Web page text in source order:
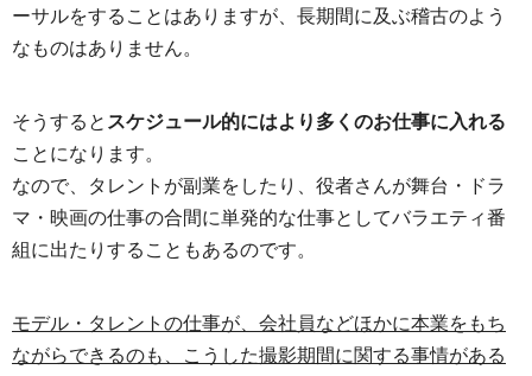
ーサルをすることはありますが、長期間に及ぶ稽古のよう
なものはありません。
そうするとスケジュール的にはより多くのお仕事に入れる
ことになります。
なので、タレントが副業をしたり、役者さんが舞台・ドラ
マ・映画の仕事の合間に単発的な仕事としてバラエティ番
組に出たりすることもあるのです。
モデル・タレントの仕事が、会社員などほかに本業をもち
ながらできるのも、こうした撮影期間に関する事情がある